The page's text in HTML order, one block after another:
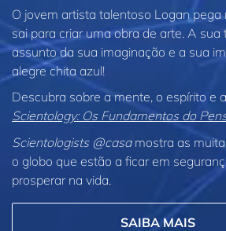
O jovem artista talentoso Logan pega
sai para criar uma obra de arte. A sua
assunto da sua imaginação e a sua
alegre chita azul!
Descubra sobre a mente, o espírito e
Scientology: Os Fundamentos do
Scientologists @casamostra as
o globo que estão a ficar em
prosperar na vida.
SAIBA MAIS